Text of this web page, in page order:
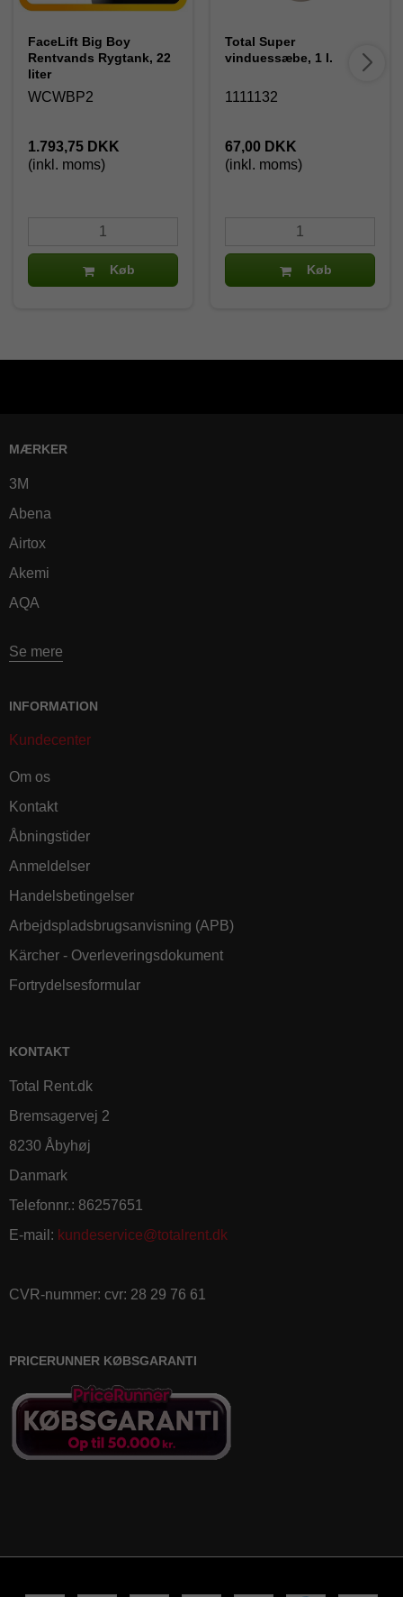
FaceLift Big Boy
Rentvands Rygtank, 22
liter
WCWBP2
1.793,75 DKK
(inkl. moms)
Køb
Total Super
vinduessæbe, 1 l.
1111132
67,00 DKK
(inkl. moms)
Køb
MÆRKER
3M
Abena
Airtox
Akemi
AQA
Se mere
INFORMATION
Kundecenter
Om os
Kontakt
Åbningstider
Anmeldelser
Handelsbetingelser
Arbejdspladsbrugsanvisning (APB)
Kärcher - Overleveringsdokument
Fortrydelsesformular
KONTAKT
Total Rent.dk
Bremsagervej 2
8230 Åbyhøj
Danmark
Telefonnr.: 86257651
E-mail : kundeservice@totalrent.dk
CVR-nummer: cvr: 28 29 76 61
PRICERUNNER KØBSGARANTI